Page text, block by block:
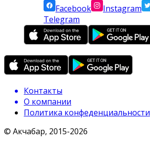
Facebook
Instagram
Telegram
Контакты
О компании
Политика конфеденциальности
© Акчабар, 2015-2026